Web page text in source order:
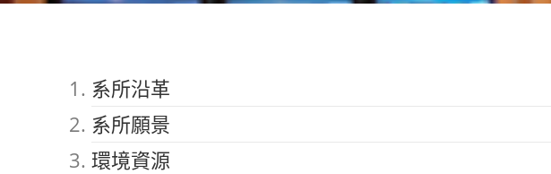
系所沿革
系所願景
環境資源